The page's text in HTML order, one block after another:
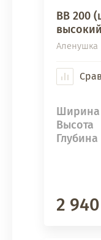
ВВ 200
Аленушка
Ширина
Высота
Глубина
2 940